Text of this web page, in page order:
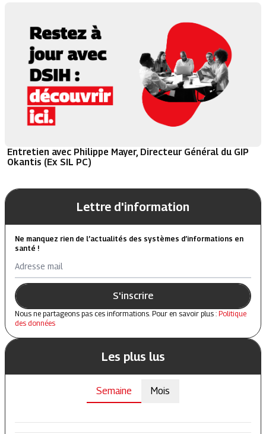
Entretien avec Philippe Mayer, Directeur Général du GIP
Okantis (Ex SIL PC)
Lettre d'information
Ne manquez rien de l’actualités des systèmes d’informations en
santé !
Adresse mail
S'inscrire
Nous ne partageons pas ces informations. Pour en savoir plus : Politique
des données
Les plus lus
Semaine Mois